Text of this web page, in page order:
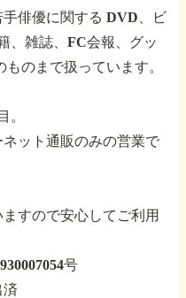
俳優に関する DVD、ビ
、雑誌、FC会報、グッ
のまで扱っています。
。
ット通販のみの営業で
すので安心してご利用
号
済